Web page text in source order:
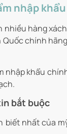
nhập
hàng
chính
nhập khẩu
bắt buộc
biết nhất của